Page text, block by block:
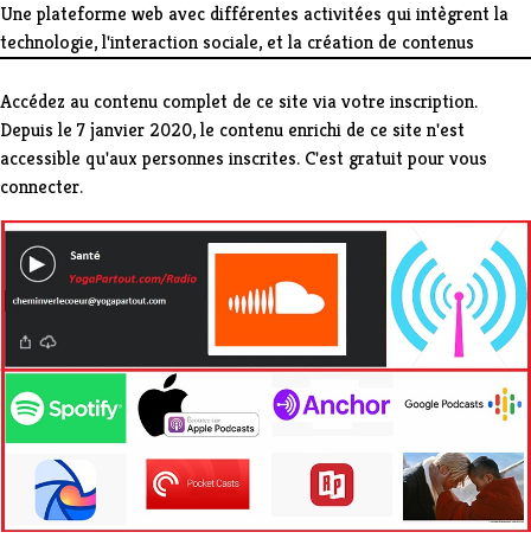
Une plateforme web avec différentes activitées qui intègrent la
technologie, l'interaction sociale, et la création de contenus
Accédez au contenu complet de ce site via votre inscription.
Depuis le 7 janvier 2020, le contenu enrichi de ce site n'est
accessible qu'aux personnes inscrites. C'est gratuit pour vous
connecter.